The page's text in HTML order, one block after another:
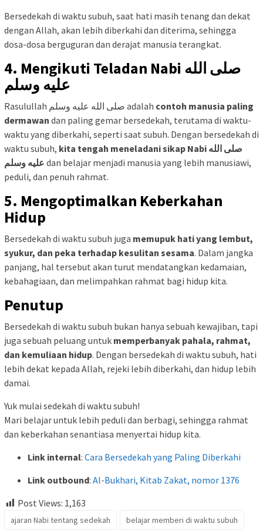
Bersedekah di waktu subuh, saat hati masih tenang dan dekat
dengan Allah, akan lebih diberkahi dan diterima, sehingga
dosa-dosa berguguran dan derajat manusia terangkat.
4. Mengikuti Teladan Nabi صلى الله
عليه وسلم
Rasulullah صلى الله عليه وسلم adalah contoh manusia paling
dermawan dan paling gemar bersedekah, terutama di waktu-
waktu yang diberkahi, seperti saat subuh. Dengan bersedekah di
waktu subuh, kita tengah meneladani sikap Nabi صلى الله
عليه وسلم dan belajar menjadi manusia yang lebih manusiawi,
peduli, dan penuh rahmat.
5. Mengoptimalkan Keberkahan
Hidup
Bersedekah di waktu subuh juga memupuk hati yang lembut,
syukur, dan peka terhadap kesulitan sesama. Dalam jangka
panjang, hal tersebut akan turut mendatangkan kedamaian,
kebahagiaan, dan melimpahkan rahmat bagi hidup kita.
Penutup
Bersedekah di waktu subuh bukan hanya sebuah kewajiban, tapi
juga sebuah peluang untuk memperbanyak pahala, rahmat,
dan kemuliaan hidup. Dengan bersedekah di waktu subuh, hati
lebih dekat kepada Allah, rejeki lebih diberkahi, dan hidup lebih
damai.
Yuk mulai sedekah di waktu subuh!
Mari belajar untuk lebih peduli dan berbagi, sehingga rahmat
dan keberkahan senantiasa menyertai hidup kita.
Link internal: Cara Bersedekah yang Paling Diberkahi
Link outbound: Al-Bukhari, Kitab Zakat, nomor 1376
Post Views: 1,163
ajaran Nabi tentang sedekah
belajar memberi di waktu subuh